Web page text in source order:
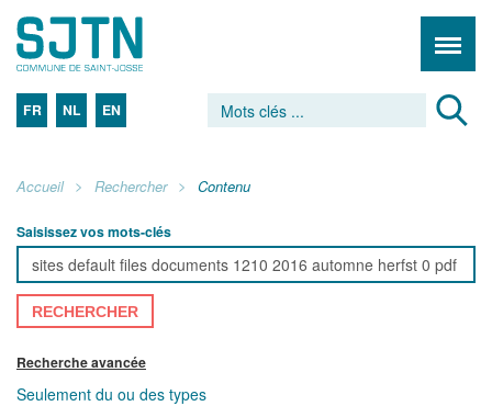
FR NL EN
Accueil Rechercher Contenu
Saisissez vos mots-clés
RECHERCHER
Recherche avancée
Seulement du ou des types